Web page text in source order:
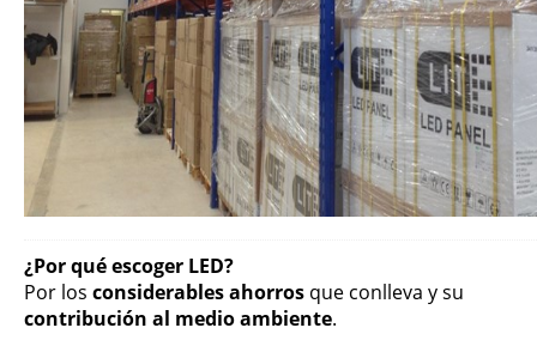
¿Por qué escoger LED?
Por los considerables ahorros que conlleva y su
contribución al medio ambiente.